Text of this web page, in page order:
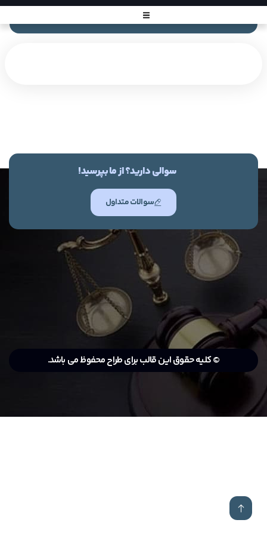
سوالی دارید؟ از ما بپرسید!
سوالات متداول
© کلیه حقوق این قالب برای طراح محفوظ می باشد.